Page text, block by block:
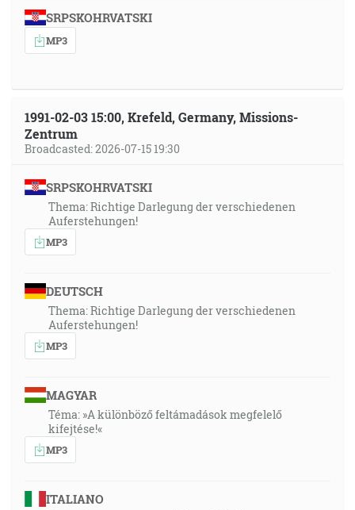
SRPSKOHRVATSKI
MP3
1991-02-03 15:00, Krefeld, Germany, Missions-
Zentrum
Broadcasted: 2026-07-15 19:30
SRPSKOHRVATSKI
Thema: Richtige Darlegung der verschiedenen
Auferstehungen!
MP3
DEUTSCH
Thema: Richtige Darlegung der verschiedenen
Auferstehungen!
MP3
MAGYAR
Téma: »A különböző feltámadások megfelelő
kifejtése!«
MP3
ITALIANO